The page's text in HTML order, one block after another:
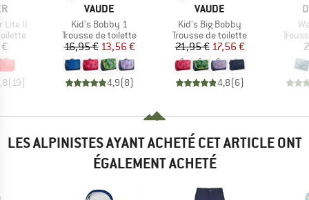
Lite II
( 19)
MARQUE
VAUDE
Article
Kid's Bobby 1
Product group
Trousse de toilette
Prix
16,95 €Prix réduit
13,56 €
4,9(8)
MARQUE
VAUDE
Article
Kid's Big Bobby
Product group
Trousse de toilette
Prix
21,95 €Prix réduit
17,56 €
4,8(6)
LES ALPINISTES AYANT ACHETÉ CET ARTICLE ONT
ÉGALEMENT ACHETÉ